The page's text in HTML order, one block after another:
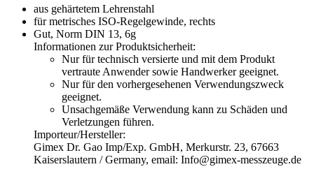
aus gehärtetem Lehrenstahl
für metrisches ISO-Regelgewinde, rechts
Gut, Norm DIN 13, 6g
Informationen zur Produktsicherheit:
Nur für technisch versierte und mit dem Produkt
vertraute Anwender sowie Handwerker geeignet.
Nur für den vorhergesehenen Verwendungszweck
geeignet.
Unsachgemäße Verwendung kann zu Schäden und
Verletzungen führen.
Importeur/Hersteller:
Gimex Dr. Gao Imp/Exp. GmbH, Merkurstr. 23, 67663
Kaiserslautern / Germany, email: Info@gimex-messzeuge.de